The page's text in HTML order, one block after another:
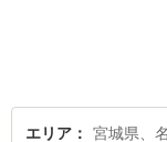
エリア 宮城県、